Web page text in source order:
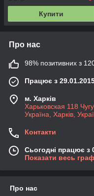
Купити
Про нас
98% позитивних з 120
Працює з
м. Харків
Харьковская 118
Україна, Харків,
Контакти
Сьогодні працює з
Показати весь
Про нас